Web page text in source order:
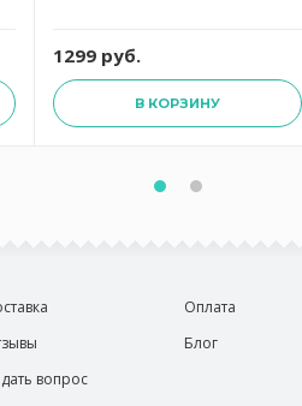
1299 руб.
В КОРЗИНУ
вопрос
Оплата
Блог